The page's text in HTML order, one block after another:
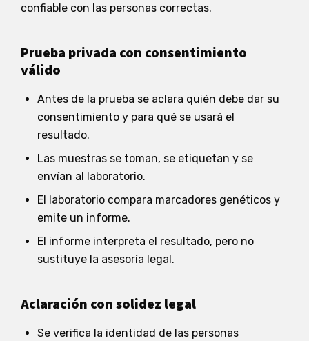
confiable con las personas correctas.
Prueba privada con consentimiento
válido
Antes de la prueba se aclara quién debe dar su
consentimiento y para qué se usará el
resultado.
Las muestras se toman, se etiquetan y se
envían al laboratorio.
El laboratorio compara marcadores genéticos y
emite un informe.
El informe interpreta el resultado, pero no
sustituye la asesoría legal.
Aclaración con solidez legal
Se verifica la identidad de las personas